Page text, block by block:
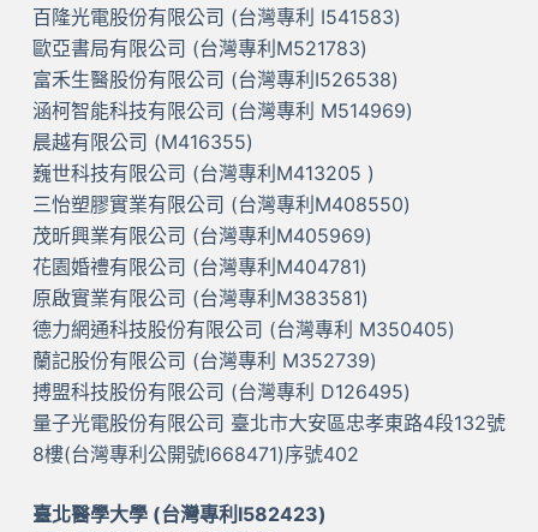
百隆光電股份有限公司 (台灣專利 I541583)
歐亞書局有限公司 (台灣專利M521783)
富禾生醫股份有限公司 (台灣專利I526538)
涵柯智能科技有限公司 (台灣專利 M514969)
晨越有限公司 (M416355)
巍世科技有限公司 (台灣專利M413205 )
三怡塑膠實業有限公司 (台灣專利M408550)
茂昕興業有限公司 (台灣專利M405969)
花園婚禮有限公司 (台灣專利M404781)
原啟實業有限公司 (台灣專利M383581)
德力網通科技股份有限公司 (台灣專利 M350405)
蘭記股份有限公司 (台灣專利 M352739)
搏盟科技股份有限公司 (台灣專利 D126495)
量子光電股份有限公司 臺北市大安區忠孝東路4段132號
8樓(台灣專利公開號I668471)序號402
臺北醫學大學 (台灣專利I582423)